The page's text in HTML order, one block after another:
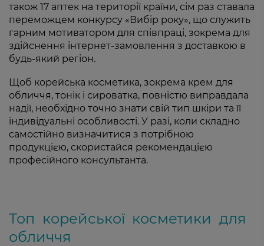
також 17 аптек на території країни, сім раз ставала
переможцем конкурсу «Вибір року», що служить
гарним мотиватором для співпраці, зокрема для
здійснення інтернет-замовлення з доставкою в
будь-який регіон.
Щоб корейська косметика, зокрема крем для
обличчя, тонік і сироватка, повністю виправдала
надії, необхідно точно знати свій тип шкіри та її
індивідуальні особливості. У разі, коли складно
самостійно визначитися з потрібною
продукцією, скористайся рекомендацією
професійного консультанта.
Топ корейської косметики для
обличчя